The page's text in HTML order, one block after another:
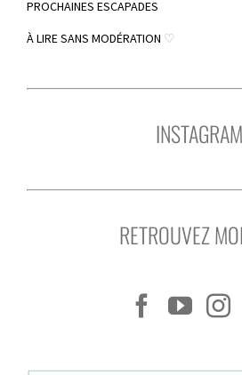
PROCHAINES ESCAPADES
À LIRE SANS MODÉRATION ♡
INSTAGRAM
RETROUVEZ